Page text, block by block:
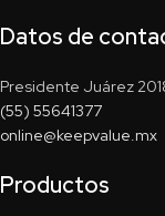
Datos de
Presidente Juárez
(55) 55641377
online@keepvalue.mx
Productos